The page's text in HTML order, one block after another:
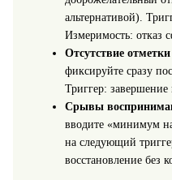
альтернативой).
Измеримость: отказ
Отсутствие
фиксируйте сразу
Триггер: завершение
Срывы
вводите «минимум
на следующий
восстановление без